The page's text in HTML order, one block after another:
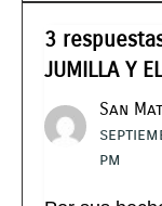
3 respuestas
JUMILLA Y
San
pm